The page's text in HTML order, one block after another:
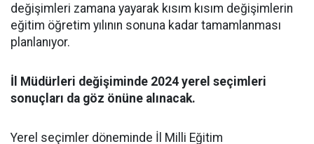
değişimleri zamana yayarak kısım kısım değişimlerin
eğitim öğretim yılının sonuna kadar tamamlanması
planlanıyor.
İl Müdürleri değişiminde 2024 yerel seçimleri
sonuçları da göz önüne alınacak.
Yerel seçimler döneminde İl Milli Eğitim